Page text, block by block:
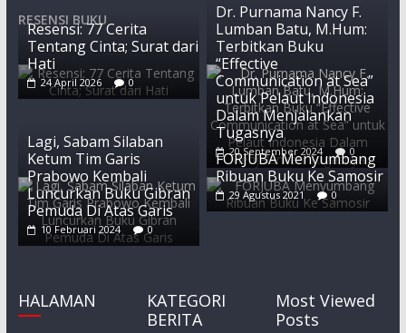
RESENSI BUKU
Resensi: 77 Cerita
Tentang Cinta; Surat dari
Hati
24 April 2026 0
Dr. Purnama Nancy F.
Lumban Batu, M.Hum:
Terbitkan Buku
“Effective
Communication at Sea”
untuk Pelaut Indonesia
Dalam Menjalankan
Tugasnya
20 September 2024 0
Lagi, Sabam Silaban
Ketum Tim Garis
Prabowo Kembali
Luncurkan Buku Gibran
Pemuda Di Atas Garis
10 Februari 2024 0
FORJUBA Menyumbang
Ribuan Buku Ke Samosir
29 Agustus 2021 0
HALAMAN
KATEGORI
BERITA
Most Viewed
Posts